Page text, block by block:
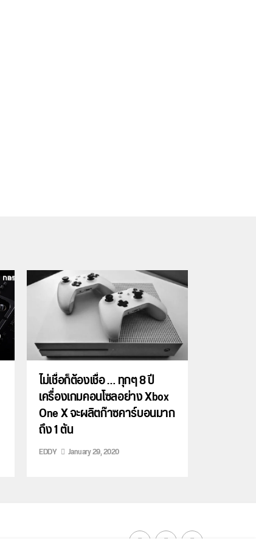
ไม่เชื่อก็ต้องเชื่อ … ทุกๆ 8 ปี
เครื่องเกมคอนโซลอย่าง Xbox
One X จะผลิตก๊าซคาร์บอนมาก
ถึง 1 ตัน
EDDY January 29, 2020